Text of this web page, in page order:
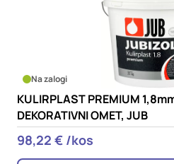
Na zalogi
KULIRPLAST PREMIUM
DEKORATIVNI OMET, JUB
98,22 € /kos